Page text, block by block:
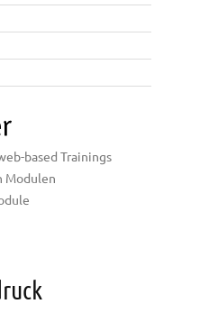
based Trainings
Modulen